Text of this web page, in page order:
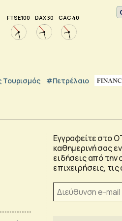
FTSE 100 DAX 30 CAC 40
Τουρισμός #Πετρέλαιο
Εγγραφείτε στο
καθημερινή σας
ειδήσεις από την
επιχειρήσεις,